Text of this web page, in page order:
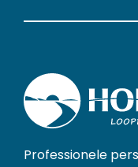
Professionele